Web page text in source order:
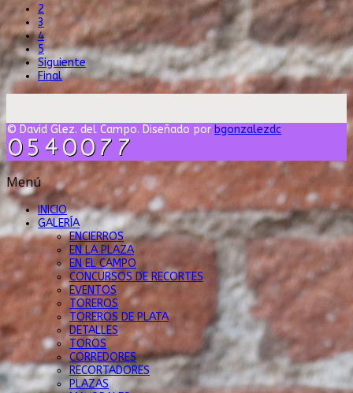
2
3
4
5
Siguiente
Final
© David Glez. del Campo. Diseñado por bgonzalezdc
Menú
INICIO
GALERÍA
ENCIERROS
EN LA PLAZA
EN EL CAMPO
CONCURSOS DE RECORTES
EVENTOS
TOREROS
TOREROS DE PLATA
DETALLES
TOROS
CORREDORES
RECORTADORES
PLAZAS